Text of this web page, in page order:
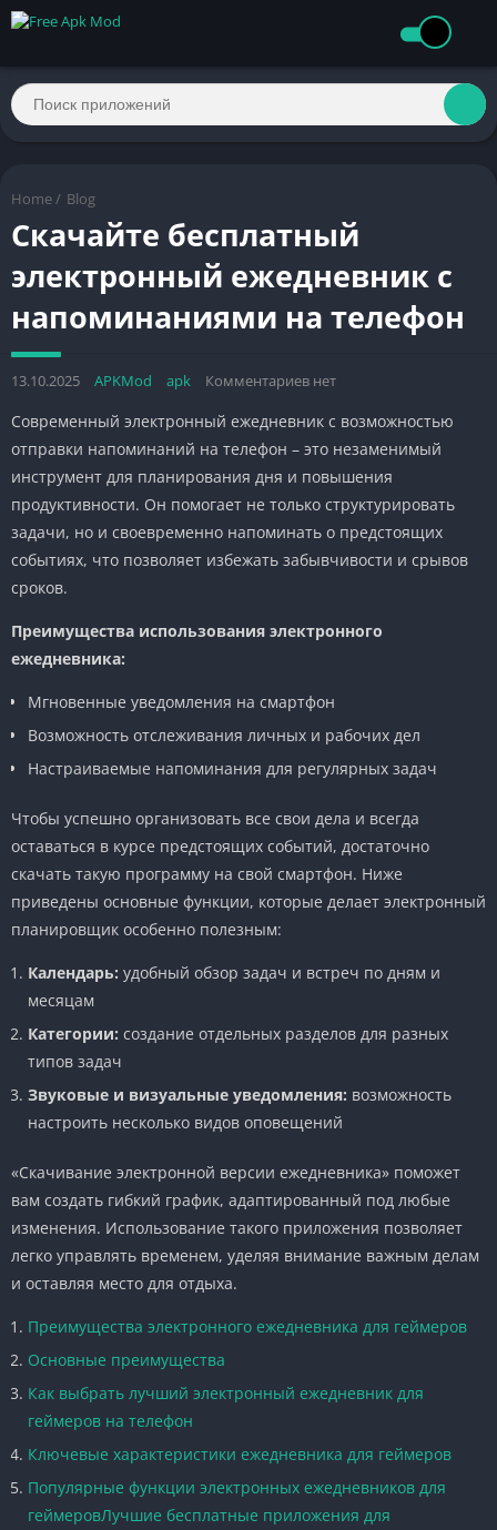
Home / Blog
Скачайте бесплатный
электронный ежедневник с
напоминаниями на телефон
13.10.2025 APKMod apk Комментариев нет
Современный электронный ежедневник с возможностью
отправки напоминаний на телефон – это незаменимый
инструмент для планирования дня и повышения
продуктивности. Он помогает не только структурировать
задачи, но и своевременно напоминать о предстоящих
событиях, что позволяет избежать забывчивости и срывов
сроков.
Преимущества использования электронного
ежедневника:
Мгновенные уведомления на смартфон
Возможность отслеживания личных и рабочих дел
Настраиваемые напоминания для регулярных задач
Чтобы успешно организовать все свои дела и всегда
оставаться в курсе предстоящих событий, достаточно
скачать такую программу на свой смартфон. Ниже
приведены основные функции, которые делает электронный
планировщик особенно полезным:
Календарь: удобный обзор задач и встреч по дням и
месяцам
Категории: создание отдельных разделов для разных
типов задач
Звуковые и визуальные уведомления: возможность
настроить несколько видов оповещений
«Скачивание электронной версии ежедневника» поможет
вам создать гибкий график, адаптированный под любые
изменения. Использование такого приложения позволяет
легко управлять временем, уделяя внимание важным делам
и оставляя место для отдыха.
Преимущества электронного ежедневника для геймеров
Основные преимущества
Как выбрать лучший электронный ежедневник для
геймеров на телефон
Ключевые характеристики ежедневника для геймеров
Популярные функции электронных ежедневников для
геймеровЛучшие бесплатные приложения для